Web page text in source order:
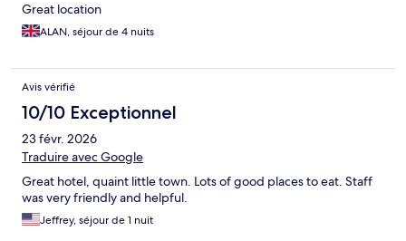
Great location
ALAN, séjour de 4 nuits
Avis vérifié
10/10 Exceptionnel
23 févr. 2026
Traduire avec Google
Great hotel, quaint little town. Lots of good places to eat. Staff
was very friendly and helpful.
Jeffrey, séjour de 1 nuit